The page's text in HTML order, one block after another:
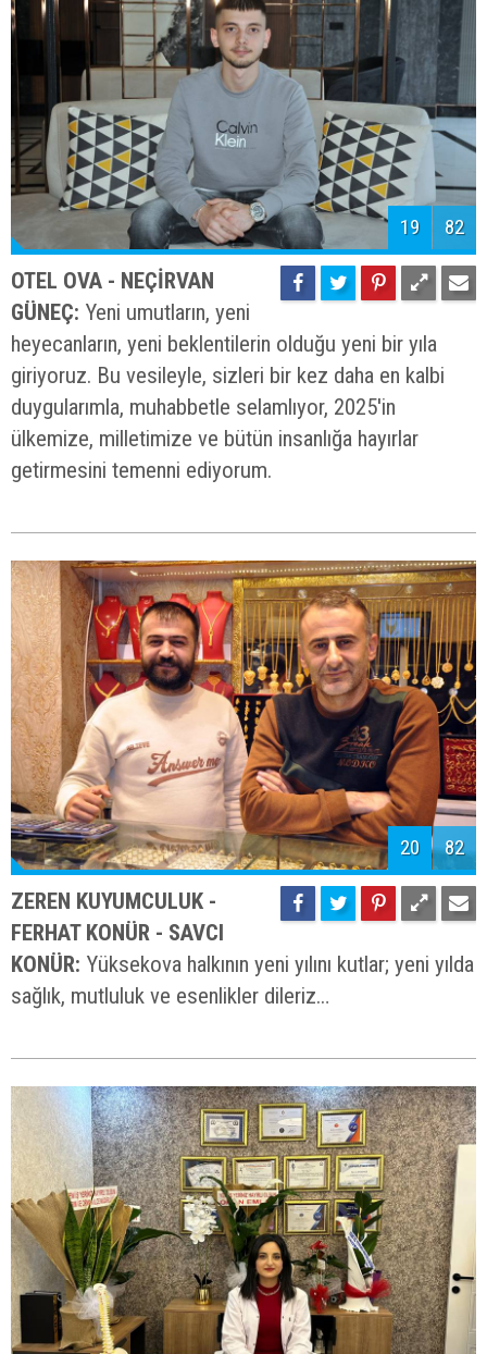
19 82
OTEL OVA - NEÇİRVAN
GÜNEÇ: Yeni umutların, yeni
heyecanların, yeni beklentilerin olduğu yeni bir yıla
giriyoruz. Bu vesileyle, sizleri bir kez daha en kalbi
duygularımla, muhabbetle selamlıyor, 2025'in
ülkemize, milletimize ve bütün insanlığa hayırlar
getirmesini temenni ediyorum.
20 82
ZEREN KUYUMCULUK -
FERHAT KONÜR - SAVCI
KONÜR: Yüksekova halkının yeni yılını kutlar; yeni yılda
sağlık, mutluluk ve esenlikler dileriz…